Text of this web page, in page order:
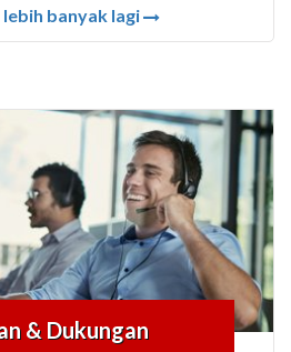
lebih banyak lagi
& Dukungan